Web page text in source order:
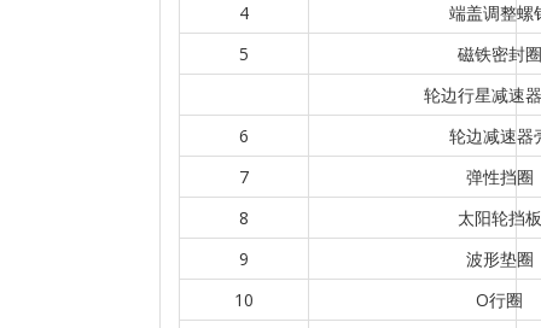
4
端盖调整螺
5
磁铁密封圈
轮边行星减速
6
轮边减速器
7
弹性挡圈
8
太阳轮挡板
9
波形垫圈
10
O行圈